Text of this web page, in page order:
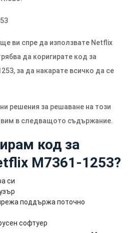
ви спре да използвате Netflix
да коригирате код за
за да накарате всичко да се
решения за решаване на този
в следващото съдържание.
код за
M7361-1253?
си
поддържа поточно
софтуер